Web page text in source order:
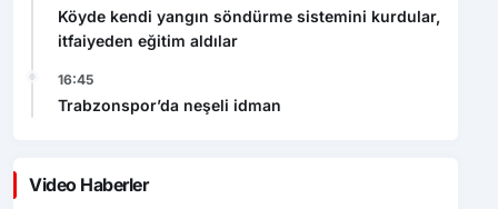
Köyde kendi yangın söndürme sistemini kurdular,
itfaiyeden eğitim aldılar
16:45
Trabzonspor’da neşeli idman
Video Haberler